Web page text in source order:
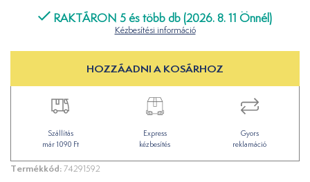
RAKTÁRON 5 és több db (2026. 8. 11 Önnél)
Kézbesítési információ
HOZZÁADNI A KOSÁRHOZ
Szállítás
már 1090 Ft
Express
kézbesítés
Gyors
reklamáció
Termékkód:74291592